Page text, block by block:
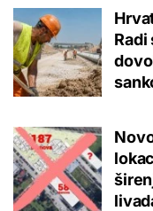
Radi